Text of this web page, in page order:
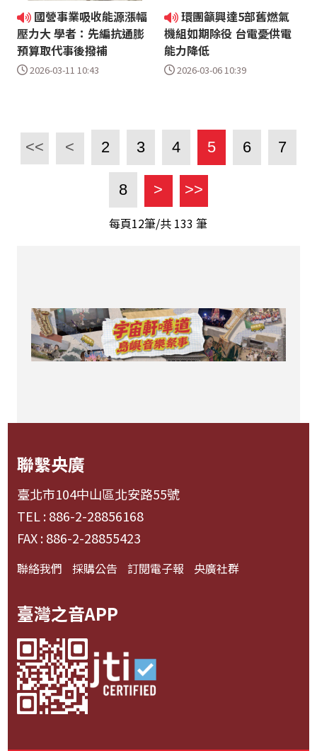
國營事業吸收能源漲幅
壓力大 學者：先編抗通膨
預算取代事後撥補
2026-03-11 10:43
環團籲興達5部舊燃氣
機組如期除役 台電憂供電
能力降低
2026-03-06 10:39
<< < 2 3 4 5 6 7
8 > >>
每頁12筆/共 133 筆
聯繫央廣
臺北市104中山區北安路55號
TEL : 886-2-28856168
FAX : 886-2-28855423
聯絡我們 採購公告 訂閱電子報 央廣社群
臺灣之音APP